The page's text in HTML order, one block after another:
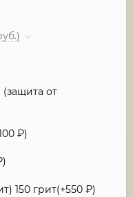
от
₽)
)
150 грит(+550 ₽)